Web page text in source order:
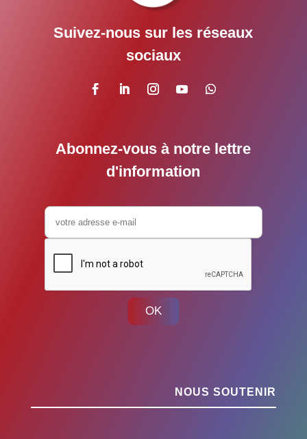
Suivez-nous sur les réseaux
sociaux
Abonnez-vous à notre lettre
d'information
OK
NOUS SOUTENIR